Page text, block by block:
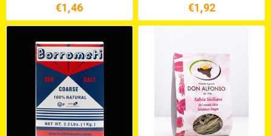
€1,46 €1,92